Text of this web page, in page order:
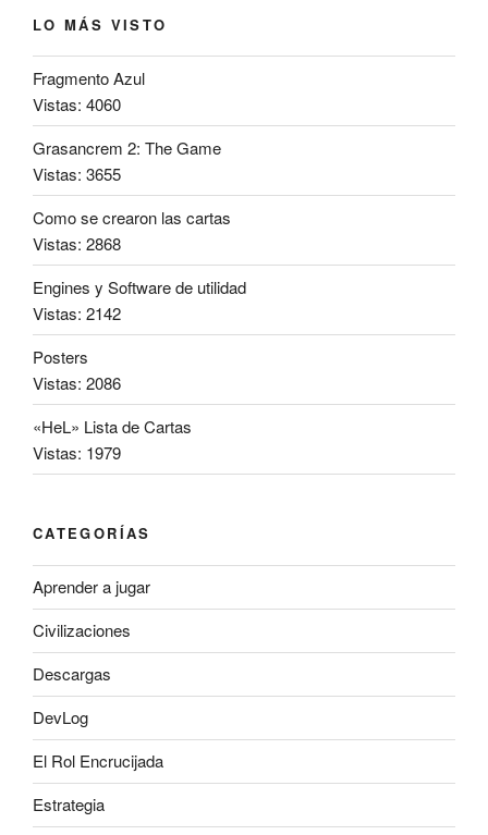
LO MÁS VISTO
Fragmento Azul
Vistas: 4060
Grasancrem 2: The Game
Vistas: 3655
Como se crearon las cartas
Vistas: 2868
Engines y Software de utilidad
Vistas: 2142
Posters
Vistas: 2086
«HeL» Lista de Cartas
Vistas: 1979
CATEGORÍAS
Aprender a jugar
Civilizaciones
Descargas
DevLog
El Rol Encrucijada
Estrategia